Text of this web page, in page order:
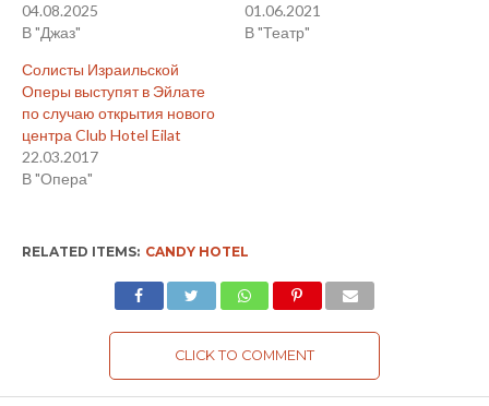
04.08.2025
В "Джаз"
01.06.2021
В "Театр"
Солисты Израильской
Оперы выступят в Эйлате
по случаю открытия нового
центра Club Hotel Eilat
22.03.2017
В "Опера"
RELATED ITEMS: CANDY HOTEL
CLICK TO COMMENT